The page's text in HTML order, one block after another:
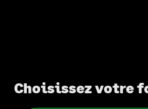
Choisissez votre